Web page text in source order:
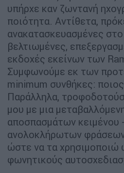
υπήρχε καν ζωντανή
ποιότητα. Αντίθετα,
ανακατασκευασμένες
βελτιωμένες,
εκδοχές εκείνων των
Συμφωνούμε εκ των
minimum συνθήκες:
Παράλληλα,
μου με μια
αποσπασμάτων κειμένου
ανολοκλήρωτων
ώστε να τα χρησιμοποιώ
φωνητικούς